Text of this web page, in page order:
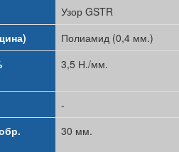
Узор GSTR
Полиамид (0,4 мм.)
3,5 Н./мм.
-
30 мм.